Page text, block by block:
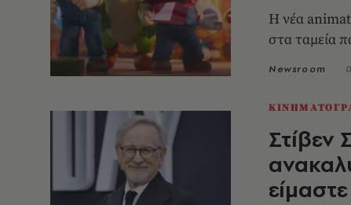
Η νέα
στα ταμεία
Newsroom
Στίβεν